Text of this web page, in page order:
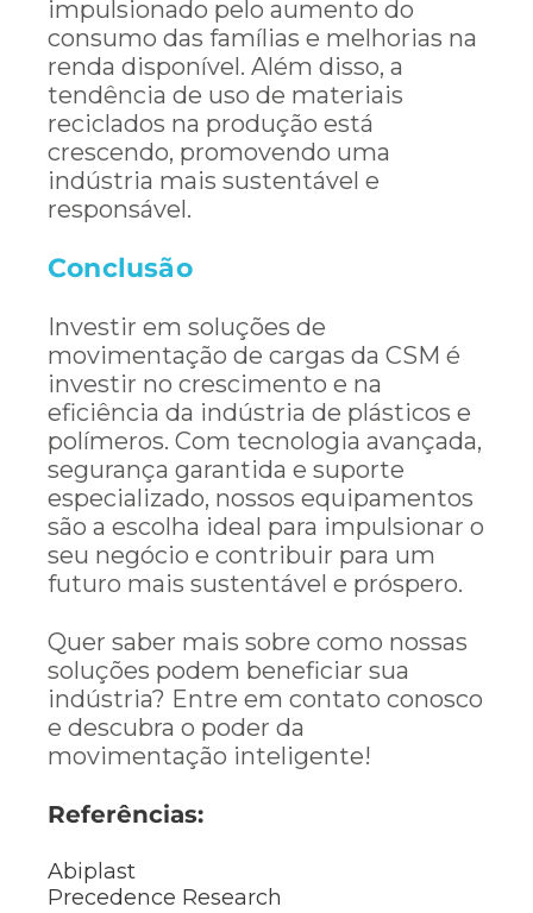
impulsionado pelo aumento do
consumo das famílias e melhorias na
renda disponível. Além disso, a
tendência de uso de materiais
reciclados na produção está
crescendo, promovendo uma
indústria mais sustentável e
responsável.
Conclusão
Investir em soluções de
movimentação de cargas da CSM é
investir no crescimento e na
eficiência da indústria de plásticos e
polímeros. Com tecnologia avançada,
segurança garantida e suporte
especializado, nossos equipamentos
são a escolha ideal para impulsionar o
seu negócio e contribuir para um
futuro mais sustentável e próspero.
Quer saber mais sobre como nossas
soluções podem beneficiar sua
indústria? Entre em contato conosco
e descubra o poder da
movimentação inteligente!
Referências:
Abiplast
Precedence Research